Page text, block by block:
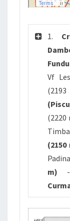
1.
Vf
(2220
(2150
m) -